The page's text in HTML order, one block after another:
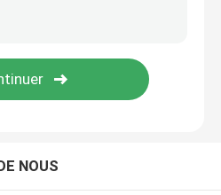
de V pour le métal
NOUS